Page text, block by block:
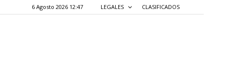
6 Agosto 2026 12:47 LEGALES CLASIFICADOS